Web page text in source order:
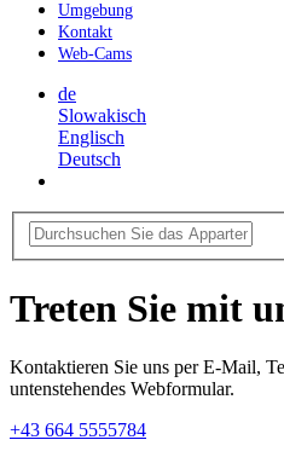
Umgebung
Kontakt
Web-Cams
de
Slowakisch
Englisch
Deutsch
Treten Sie mit
Kontaktieren Sie uns per E-Mail,
untenstehendes Webformular.
+43 664 5555784